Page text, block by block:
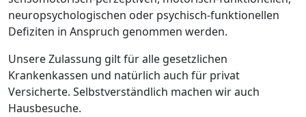
neuropsychologischen oder psychisch-funktionellen
Defiziten in Anspruch genommen werden.
Unsere Zulassung gilt für alle gesetzlichen
Krankenkassen und natürlich auch für privat
Versicherte. Selbstverständlich machen wir auch
Hausbesuche.